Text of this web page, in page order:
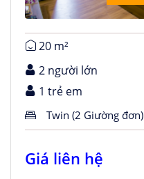
20 m²
2 người lớn
1 trẻ em
Twin (2 Giường đơn)
Giá liên hệ